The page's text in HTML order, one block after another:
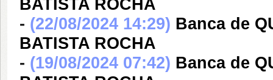
BATISTA ROCHA
- (22/08/2024 14:29) Banca de
BATISTA ROCHA
- (19/08/2024 07:42) Banca de